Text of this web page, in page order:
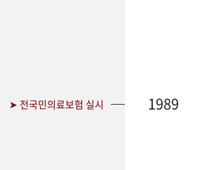
➤ 전국민의료보험 실시 1989